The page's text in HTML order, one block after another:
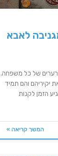
לאבא
של כל משפחה.
יקיריהם והם תמיד
הזמן לקנות
המשך קריאה »